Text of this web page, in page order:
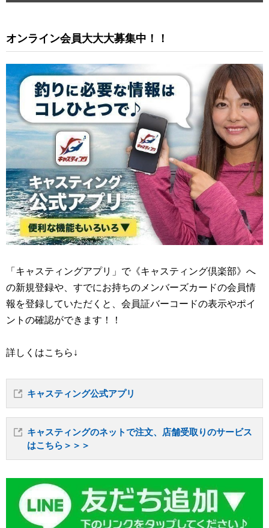
オンライン会員大大大募集中！！
「キャスティングアプリ」で《キャスティング倶楽部》へ
の新規登録や、すでにお持ちのメンバーズカードの会員情
報を登録していただくと、会員証バーコードの表示やポイ
ントの確認ができます！！
詳しくはこちら↓
キャスティング公式アプリ
キャスティングのネットで注文、店舗受取りのサービス
はこちら＞＞＞